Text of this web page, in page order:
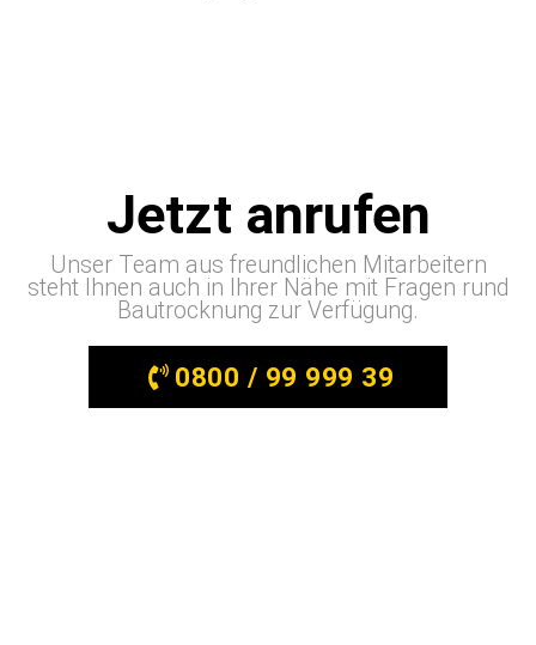
Jetzt anrufen
Unser Team aus freundlichen Mitarbeitern
steht Ihnen auch in Ihrer Nähe mit Fragen rund
Bautrocknung zur Verfügung.
0800 / 99 999 39